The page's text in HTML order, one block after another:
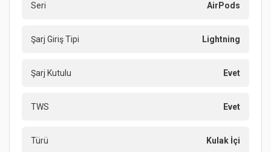
Seri AirPods
Şarj Giriş Tipi Lightning
Şarj Kutulu Evet
TWS Evet
Türü Kulak İçi